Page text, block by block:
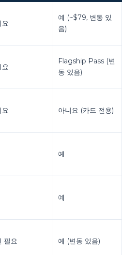
요
예 (~$79, 변동 있
음)
요
Flagship Pass (변
동 있음)
요 아니요 (카드 전용)
예
예
필요 예 (변동 있음)